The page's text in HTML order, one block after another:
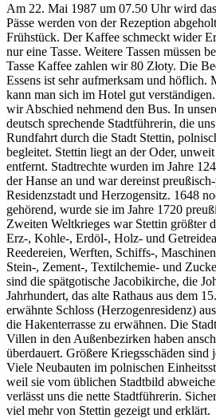
Am 22. Mai 1987 um 07.50 Uhr wird
Pässe werden von der Rezeption
Frühstück. Der Kaffee schmeckt wider
nur eine Tasse. Weitere Tassen müssen
Tasse Kaffee zahlen wir 80 Złoty. Die
Essens ist sehr aufmerksam und höflich.
kann man sich im Hotel gut
wir Abschied nehmend den Bus. In
deutsch sprechende Stadtführerin, die
Rundfahrt durch die Stadt Stettin,
begleitet. Stettin liegt an der Oder,
entfernt. Stadtrechte wurden im Jahre
der Hanse an und war dereinst
Residenzstadt und Herzogensitz. 1648
gehörend, wurde sie im Jahre 1720
Zweiten Weltkrieges war Stettin größter
Erz-, Kohle-, Erdöl-, Holz- und
Reedereien, Werften, Schiffs-,
Stein-, Zement-, Textilchemie- und
sind die spätgotische Jacobikirche, die
Jahrhundert, das alte Rathaus aus dem
erwähnte Schloss (Herzogenresidenz)
die Hakenterrasse zu erwähnen. Die
Villen in den Außenbezirken haben
überdauert. Größere Kriegsschäden
Viele Neubauten im polnischen
weil sie vom üblichen Stadtbild
verlässt uns die nette Stadtführerin.
viel mehr von Stettin gezeigt und erklärt.